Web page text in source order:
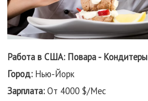
Работа в США: Повара - Кондитеры
Город:Нью-Йорк
Зарплата:От 4000 $/Мес